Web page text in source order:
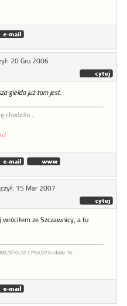
20 Gru 2006
giełda już tam jest.
chodziło...
15 Mar 2007
ze Szczawnicy, a tu
II+słoiki 16-